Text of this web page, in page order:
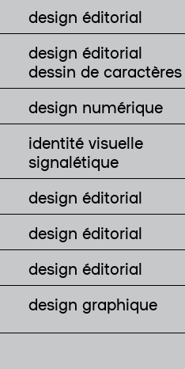
design éditorial
design éditorial
dessin de caractères
design numérique
identité visuelle
signalétique
design éditorial
design éditorial
design éditorial
design graphique